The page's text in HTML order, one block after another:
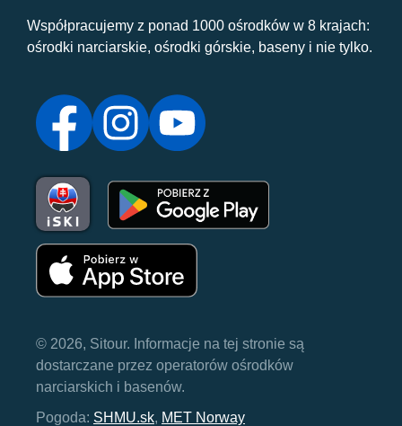
Współpracujemy z ponad 1000 ośrodków w 8 krajach:
ośrodki narciarskie, ośrodki górskie, baseny i nie tylko.
© 2026, Sitour. Informacje na tej stronie są
dostarczane przez operatorów ośrodków
narciarskich i basenów.
Pogoda: SHMU.sk, MET Norway